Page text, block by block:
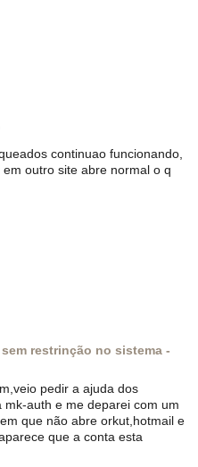
continuao funcionando,
outro site abre normal o q
restrinção no sistema -
pedir a ajuda dos
auth e me deparei com um
que não abre orkut,hotmail e
que a conta esta